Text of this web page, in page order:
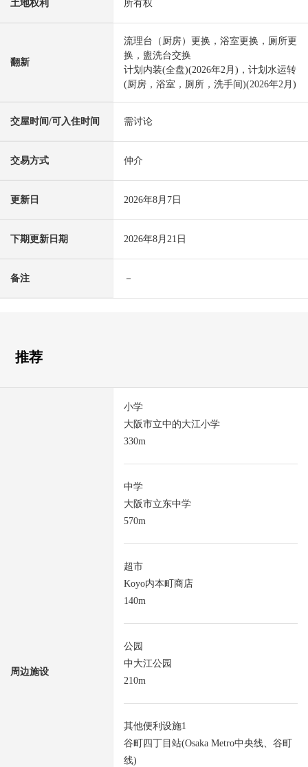
土地权利 所有权
翻新
流理台（厨房）更换，浴室更换，厕所更
换，盥洗台交换
计划内装(全盘)(2026年2月)，计划水运转
(厨房，浴室，厕所，洗手间)(2026年2月)
交屋时间/可入住时间 需讨论
交易方式 仲介
更新日 2026年8月7日
下期更新日期 2026年8月21日
备注 －
推荐
周边施设
小学
大阪市立中的大江小学
330m
中学
大阪市立东中学
570m
超市
Koyo内本町商店
140m
公园
中大江公园
210m
其他便利设施1
谷町四丁目站(Osaka Metro中央线、谷町
线)